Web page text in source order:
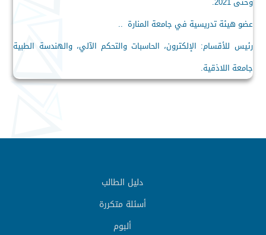
عضو هيئة تدريسية في جامعة المنارة ..
رئيس للأقسام: الإلكترون، الحاسبات والتحكم الآلي، والهندسة الطبية
جامعة اللاذقية.
دليل الطالب
أسئلة متكررة
ألبوم